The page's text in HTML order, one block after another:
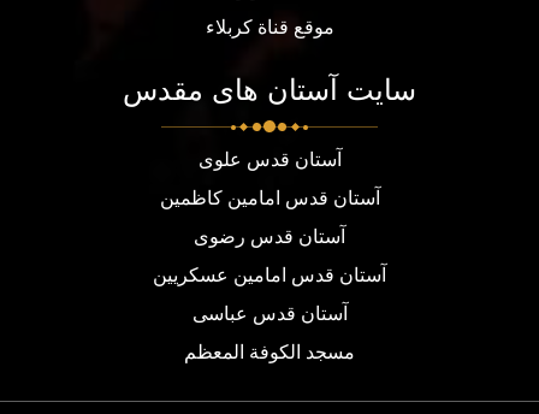
موقع قناة كربلاء
سایت آستان های مقدس
آستان قدس علوی
آستان قدس امامین کاظمین
آستان قدس رضوی
آستان قدس امامین عسکریین
آستان قدس عباسی
مسجد الكوفة المعظم